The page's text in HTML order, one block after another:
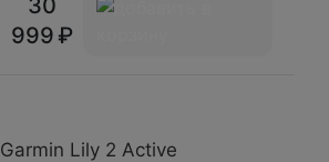
30
999
Garmin Lily 2 Active